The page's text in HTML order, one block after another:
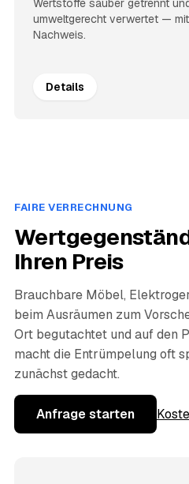
Wertstoffe sauber getrennt
umweltgerecht verwertet — mit
Nachweis.
Details
FAIRE VERRECHNUNG
Ihren Preis
Brauchbare Möbel,
beim Ausräumen zum
Ort begutachtet und auf den
macht die Entrümpelung oft
zunächst gedacht.
Anfrage starten